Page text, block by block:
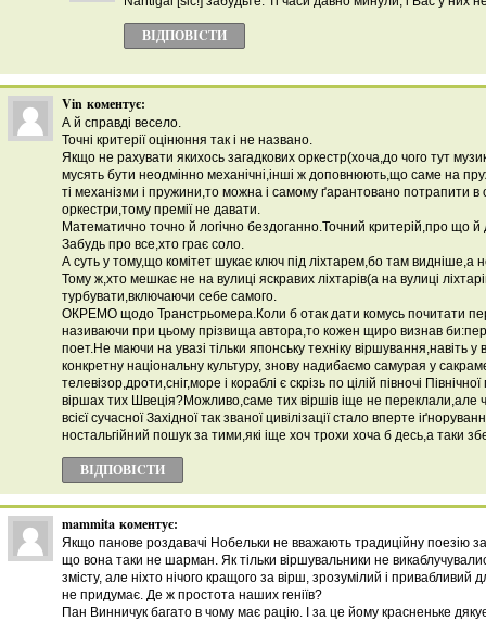
ВІДПОВІCТИ
Vin коментує:
А й справді весело.
Точні критерії оцінюння так і не названо.
Якщо не рахувати якихось загадкових оркестр(хоча,до чого тут
мусять бути неодмінно механічні,інші ж доповнюють,що саме на
ті механізми і пружини,то можна і самому ґарантовано потрапити
оркестри,тому премії не давати.
Математично точно й логічно бездоганно.Точний критерій,про що
Забудь про все,хто грає соло.
А суть у тому,що комітет шукає ключ під ліхтарем,бо там видніше,а
Тому ж,хто мешкає не на вулиці яскравих ліхтарів(а на вулиці
турбувати,включаючи себе самого.
ОКРЕМО щодо Транстрьомера.Коли б отак дати комусь почитати
називаючи при цьому прізвища автора,то кожен щиро визнав
поет.Не маючи на увазі тільки японську техніку віршування,навіть у
конкретну національну культуру, знову надибаємо самурая у
телевізор,дроти,сніг,море і кораблі є скрізь по цілій півночі
віршах тих Швеція?Можливо,саме тих віршів іще не
всієї сучасної Західної так званої цивілізації стало вперте
ностальгійний пошук за тими,які іще хоч трохи хоча б десь,а таки
ВІДПОВІCТИ
mammita коментує:
Якщо панове роздавачі Нобельки не вважають традиційну поезію
що вона таки не шарман. Як тільки віршувальники не
змісту, але ніхто нічого кращого за вірш, зрозумілий і привабливий
не придумає. Де ж простота наших геніїв?
Пан Винничук багато в чому має рацію. І за це йому красненьке